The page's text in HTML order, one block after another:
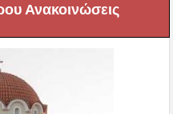
Ανακοινώσεις